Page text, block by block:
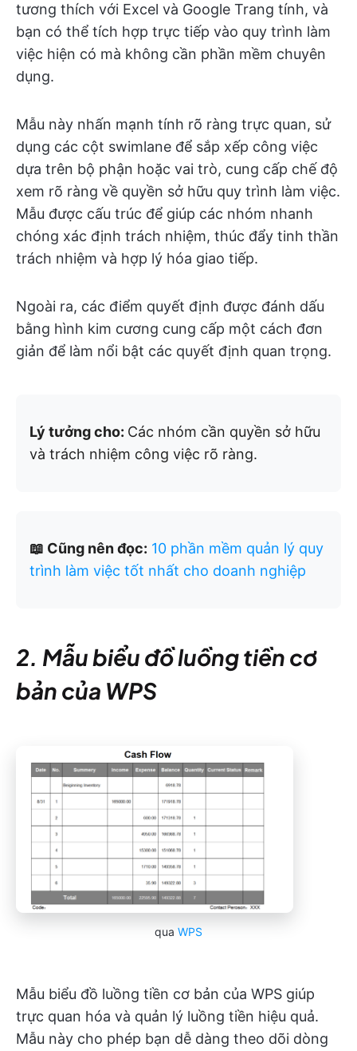
tương thích với Excel và Google Trang tính, và
bạn có thể tích hợp trực tiếp vào quy trình làm
việc hiện có mà không cần phần mềm chuyên
dụng.
Mẫu này nhấn mạnh tính rõ ràng trực quan, sử
dụng các cột swimlane để sắp xếp công việc
dựa trên bộ phận hoặc vai trò, cung cấp chế độ
xem rõ ràng về quyền sở hữu quy trình làm việc.
Mẫu được cấu trúc để giúp các nhóm nhanh
chóng xác định trách nhiệm, thúc đẩy tinh thần
trách nhiệm và hợp lý hóa giao tiếp.
Ngoài ra, các điểm quyết định được đánh dấu
bằng hình kim cương cung cấp một cách đơn
giản để làm nổi bật các quyết định quan trọng.
Lý tưởng cho: Các nhóm cần quyền sở hữu
và trách nhiệm công việc rõ ràng.
📖 Cũng nên đọc: 10 phần mềm quản lý quy
trình làm việc tốt nhất cho doanh nghiệp
2. Mẫu biểu đồ luồng tiền cơ
bản của WPS
qua WPS
Mẫu biểu đồ luồng tiền cơ bản của WPS giúp
trực quan hóa và quản lý luồng tiền hiệu quả.
Mẫu này cho phép bạn dễ dàng theo dõi dòng